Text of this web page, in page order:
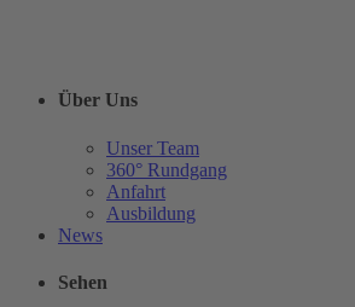
Über Uns
Unser Team
360° Rundgang
Anfahrt
Ausbildung
News
Sehen